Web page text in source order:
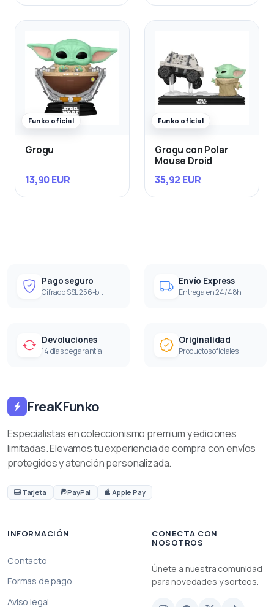
Funko oficial
Grogu
13,90 EUR
Funko oficial
Grogu con Polar
Mouse Droid
35,92 EUR
Pago seguro
Cifrado SSL 256-bit
Envío Express
Entrega en 24/48h
Devoluciones
14 días de garantía
Originalidad
Productos oficiales
FreaKFunko
Especialistas en coleccionismo premium y ediciones
limitadas. Elevamos tu experiencia de compra con envíos
protegidos y atención personalizada.
Tarjeta PayPal Apple Pay
INFORMACIÓN
Contacto
Formas de pago
Aviso legal
CONECTA CON
NOSOTROS
Únete a nuestra comunidad
para novedades y sorteos.